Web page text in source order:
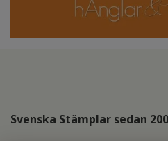
Svenska Stämplar sedan